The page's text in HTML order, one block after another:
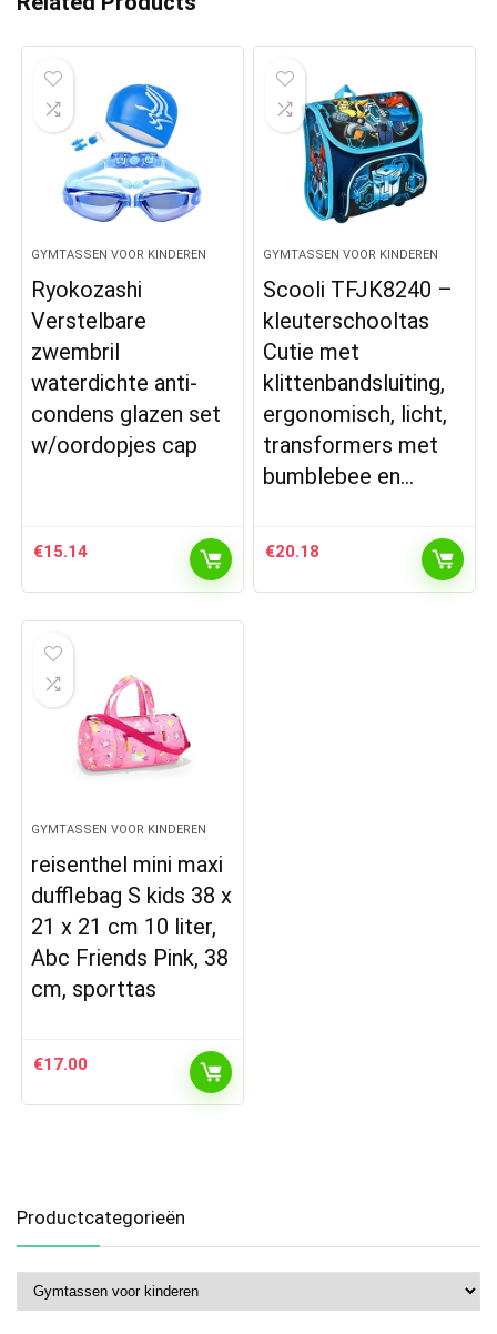
GYMTASSEN VOOR KINDEREN
Ryokozashi
Verstelbare
zwembril
waterdichte anti-
condens glazen set
w/oordopjes cap
€15.14
GYMTASSEN VOOR KINDEREN
Scooli TFJK8240 –
kleuterschooltas
Cutie met
klittenbandsluiting,
ergonomisch, licht,
transformers met
bumblebee en…
€20.18
GYMTASSEN VOOR KINDEREN
reisenthel mini maxi
dufflebag S kids 38 x
21 x 21 cm 10 liter,
Abc Friends Pink, 38
cm, sporttas
€17.00
Productcategorieën